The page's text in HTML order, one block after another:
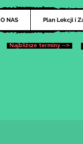
O NAS Plan Lekcji i
Najbliższe terminy -->